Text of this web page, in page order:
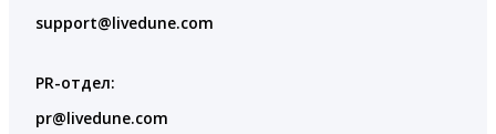
support@livedune.com
PR-отдел:
pr@livedune.com